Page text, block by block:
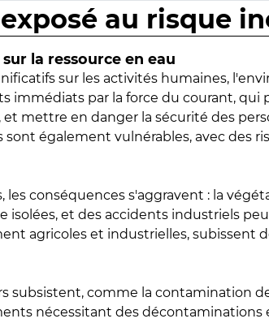
au risque
la ressource en eau
sur les activités humaines,
immédiats par la force du courant, qui
mettre en danger la sécurité des
également vulnérables, avec des
conséquences s'aggravent : la
isolées, et des accidents industriels
agricoles et industrielles, subissent
subsistent, comme la contamination
nécessitant des décontaminations